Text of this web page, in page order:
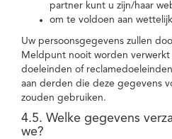
partner kunt u zijn/haar
om te voldoen aan
Uw persoonsgegevens zullen
Meldpunt nooit worden verwerkt
doeleinden of
aan derden die deze gegevens
zouden gebruiken.
4.5. Welke gegevens
we?